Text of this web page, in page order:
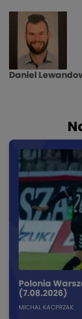
Daniel
Polonia
(7.08.2026)
MICHAL KACPRZAK